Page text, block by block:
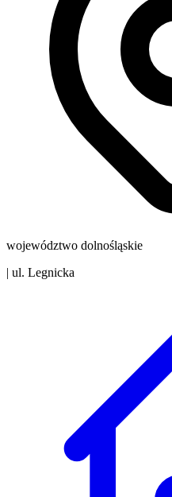
województwo dolnośląskie
| ul. Legnicka